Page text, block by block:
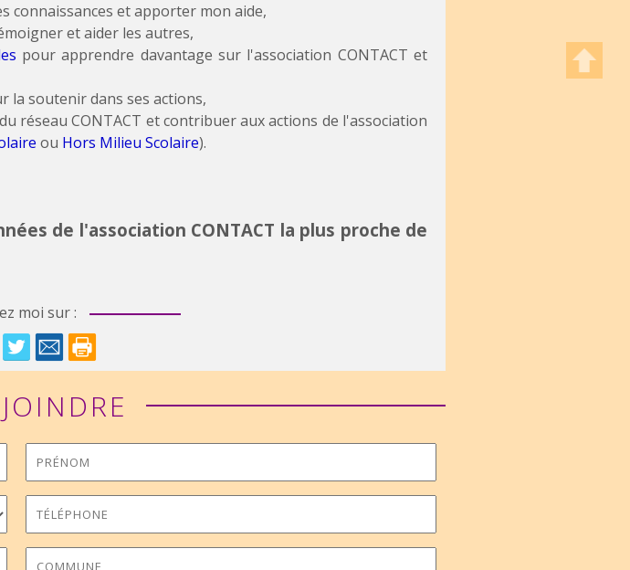
connaissances et apporter mon aide,
et aider les autres,
pour apprendre davantage sur l'association CONTACT et
la soutenir dans ses actions,
réseau CONTACT et contribuer aux actions de l'association
ou Hors Milieu Scolaire).
de l'association CONTACT la plus proche de
moi sur :